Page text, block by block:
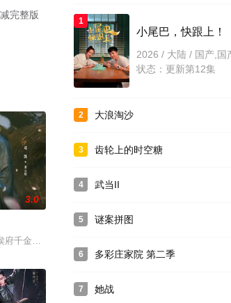
完整版
痴傻查真相，与煜王穆云峥联手查清冤案，扳倒皇后
少年神探慕天行携竹马神探社成员横扫诡事，从市井
3.0
府千金，假千金为自保陷害欺辱戚元。戚元无奈沦为
1
小尾巴，快跟上！
2026 / 大陆 / 国产,国
状态：更新第12集
2 大浪淘沙
3 齿轮上的时空糖
4 武当II
5 谜案拼图
6 多彩庄家院 第二季
7 她战